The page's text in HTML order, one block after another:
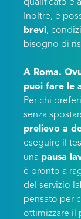
qualificato e
Inoltre, è
brevi,
bisogno di
A Roma.
puoi fare le
Per chi
senza
prelievo a
eseguire il
una pausa
è pronto a
del servizio
pensato per
ottimizzare il